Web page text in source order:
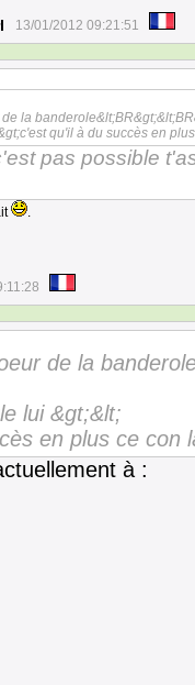
13/01/2012 09:21:51
la
qu'il à du succès en
pas possible
.
de la
lui &gt;&lt;
en plus ce con
à :